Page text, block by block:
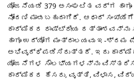
ಯೋಜನೆಯಡಿ 379 ಅಸಂಘಟಿತ ವರ್ಗ
ನೋಂದಣಿ ಮಾಡಬಹುದಾಗಿದೆ. ಆಧಾರ್
ಕಾರ್ಮಿಕರ ರಾಷ್ಟ್ರೀಯ
ಹಾಗೂ ಉದ್ಯೋಗ ಮಂತ್ರಾಲಯವು ಇ-ಶ್ರಮ
ಅಭಿವೃದ್ಧಿಪಡಿಸಿರುತ್ತದೆ. ಇದು
ಯೋಜನೆಗಳ ಸೌಲಭ್ಯಗಳನ್ನು ವಿಸ್ತರಿಸಲು
ಕಾರ್ಮಿಕರ ಹೆಸರು, ವೃತ್ತಿ, ವಿಳಾಸ,